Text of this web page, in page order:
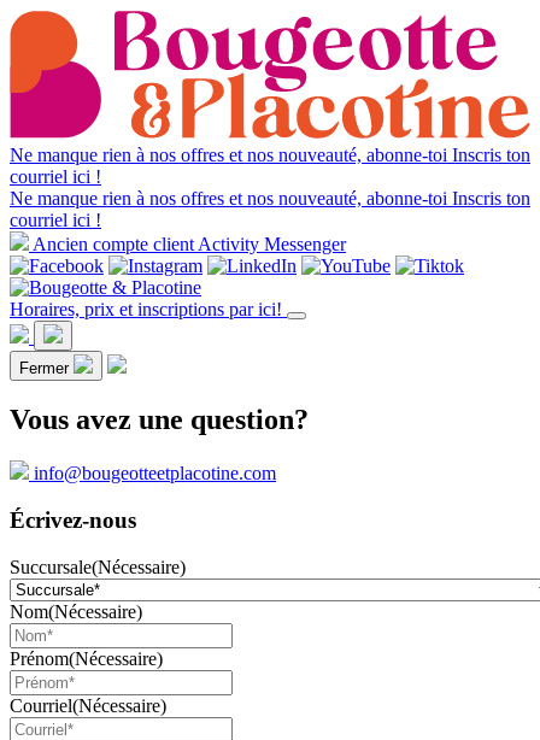
Ne manque rien à nos offres et nos nouveauté, abonne-toi Inscris ton
courriel ici !
Ne manque rien à nos offres et nos nouveauté, abonne-toi Inscris ton
courriel ici !
Ancien compte client Activity Messenger
Horaires, prix et inscriptions par ici!
Fermer
Vous avez une question?
info@bougeotteetplacotine.com
Écrivez-nous
Succursale(Nécessaire)
Nom(Nécessaire)
Prénom(Nécessaire)
Courriel(Nécessaire)